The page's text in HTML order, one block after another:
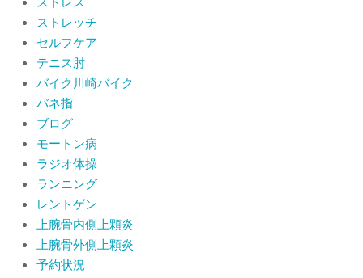
ストレッチ
セルフケア
テニス肘
バイク川崎バイク
バネ指
ブログ
モートン病
ラジオ体操
ランニング
レントゲン
上腕骨内側上顆炎
上腕骨外側上顆炎
予約状況